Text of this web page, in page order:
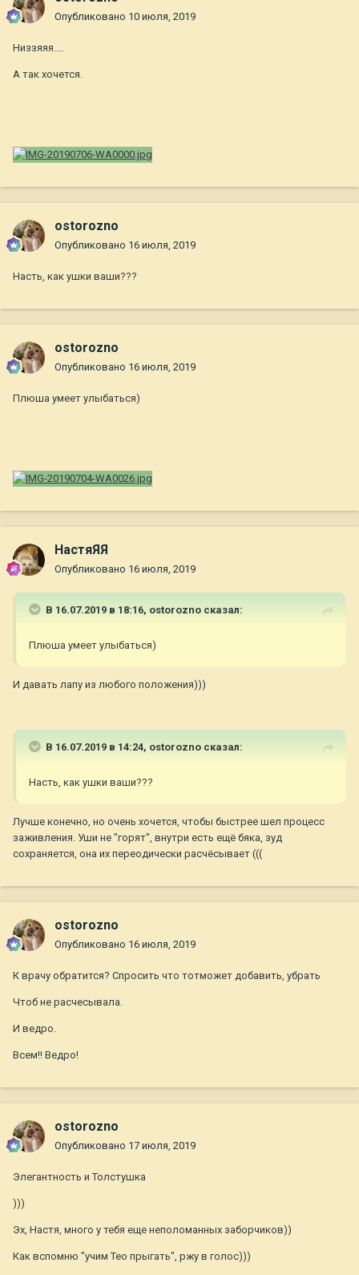
Опубликовано 10 июля, 2019
Низзяяя....
А так хочется.
ostorozno
Опубликовано 16 июля, 2019
Насть, как ушки ваши???
ostorozno
Опубликовано 16 июля, 2019
Плюша умеет улыбаться)
НастяЯЯ
Опубликовано 16 июля, 2019
В 16.07.2019 в 18:16, ostorozno сказал:
Плюша умеет улыбаться)
И давать лапу из любого положения)))
В 16.07.2019 в 14:24, ostorozno сказал:
Насть, как ушки ваши???
Лучше конечно, но очень хочется, чтобы быстрее шел процесс
заживления. Уши не "горят", внутри есть ещё бяка, зуд
сохраняется, она их переодически расчёсывает (((
ostorozno
Опубликовано 16 июля, 2019
К врачу обратится? Спросить что тотможет добавить, убрать
Чтоб не расчесывала.
И ведро.
Всем!! Ведро!
ostorozno
Опубликовано 17 июля, 2019
Элегантность и Толстушка
)))
Эх, Настя, много у тебя еще неполоманных заборчиков))
Как вспомню "учим Тео прыгать", ржу в голос)))